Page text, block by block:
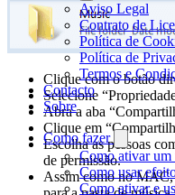
Aviso Legal
Contrato de
Política de
Política de
Termos e
Contacto
Sobre
Como fazer
Como ativar um
Como usar
Como ativar e
Clique com o botão
Selecione
Abra a aba
Clique em
Escolha as pessoas
de permissão.
Assim como no MAC,